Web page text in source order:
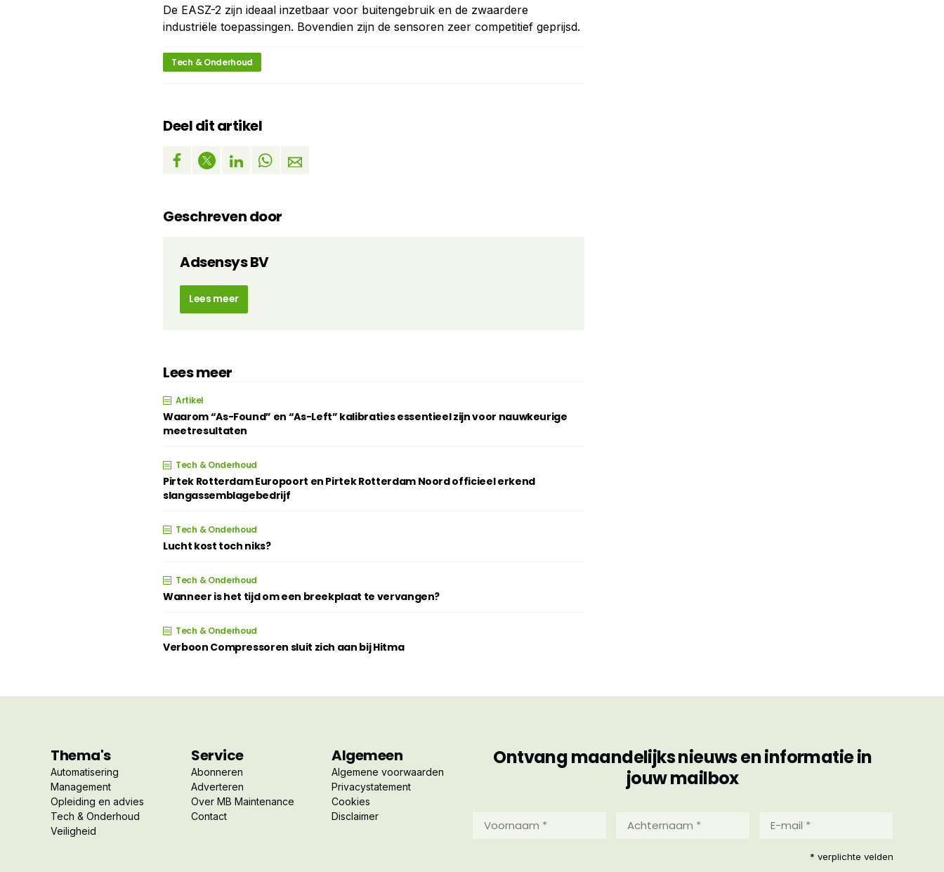
De EASZ-2 zijn ideaal inzetbaar voor buitengebruik en de zwaardere
industriële toepassingen. Bovendien zijn de sensoren zeer competitief geprijsd.
Tech & Onderhoud
Deel dit artikel
Geschreven door
Adsensys BV
Lees meer
Lees meer
Artikel
Waarom “As-Found” en “As-Left” kalibraties essentieel zijn voor nauwkeurige
meetresultaten
Tech & Onderhoud
Pirtek Rotterdam Europoort en Pirtek Rotterdam Noord officieel erkend
slangassemblagebedrijf
Tech & Onderhoud
Lucht kost toch niks?
Tech & Onderhoud
Wanneer is het tijd om een breekplaat te vervangen?
Tech & Onderhoud
Verboon Compressoren sluit zich aan bij Hitma
Thema's
Automatisering
Management
Opleiding en advies
Tech & Onderhoud
Veiligheid
Service
Abonneren
Adverteren
Over MB Maintenance
Contact
Algemeen
Algemene voorwaarden
Privacystatement
Cookies
Disclaimer
Ontvang maandelijks nieuws en informatie in
jouw mailbox
Achternaam
mail
* verplichte velden